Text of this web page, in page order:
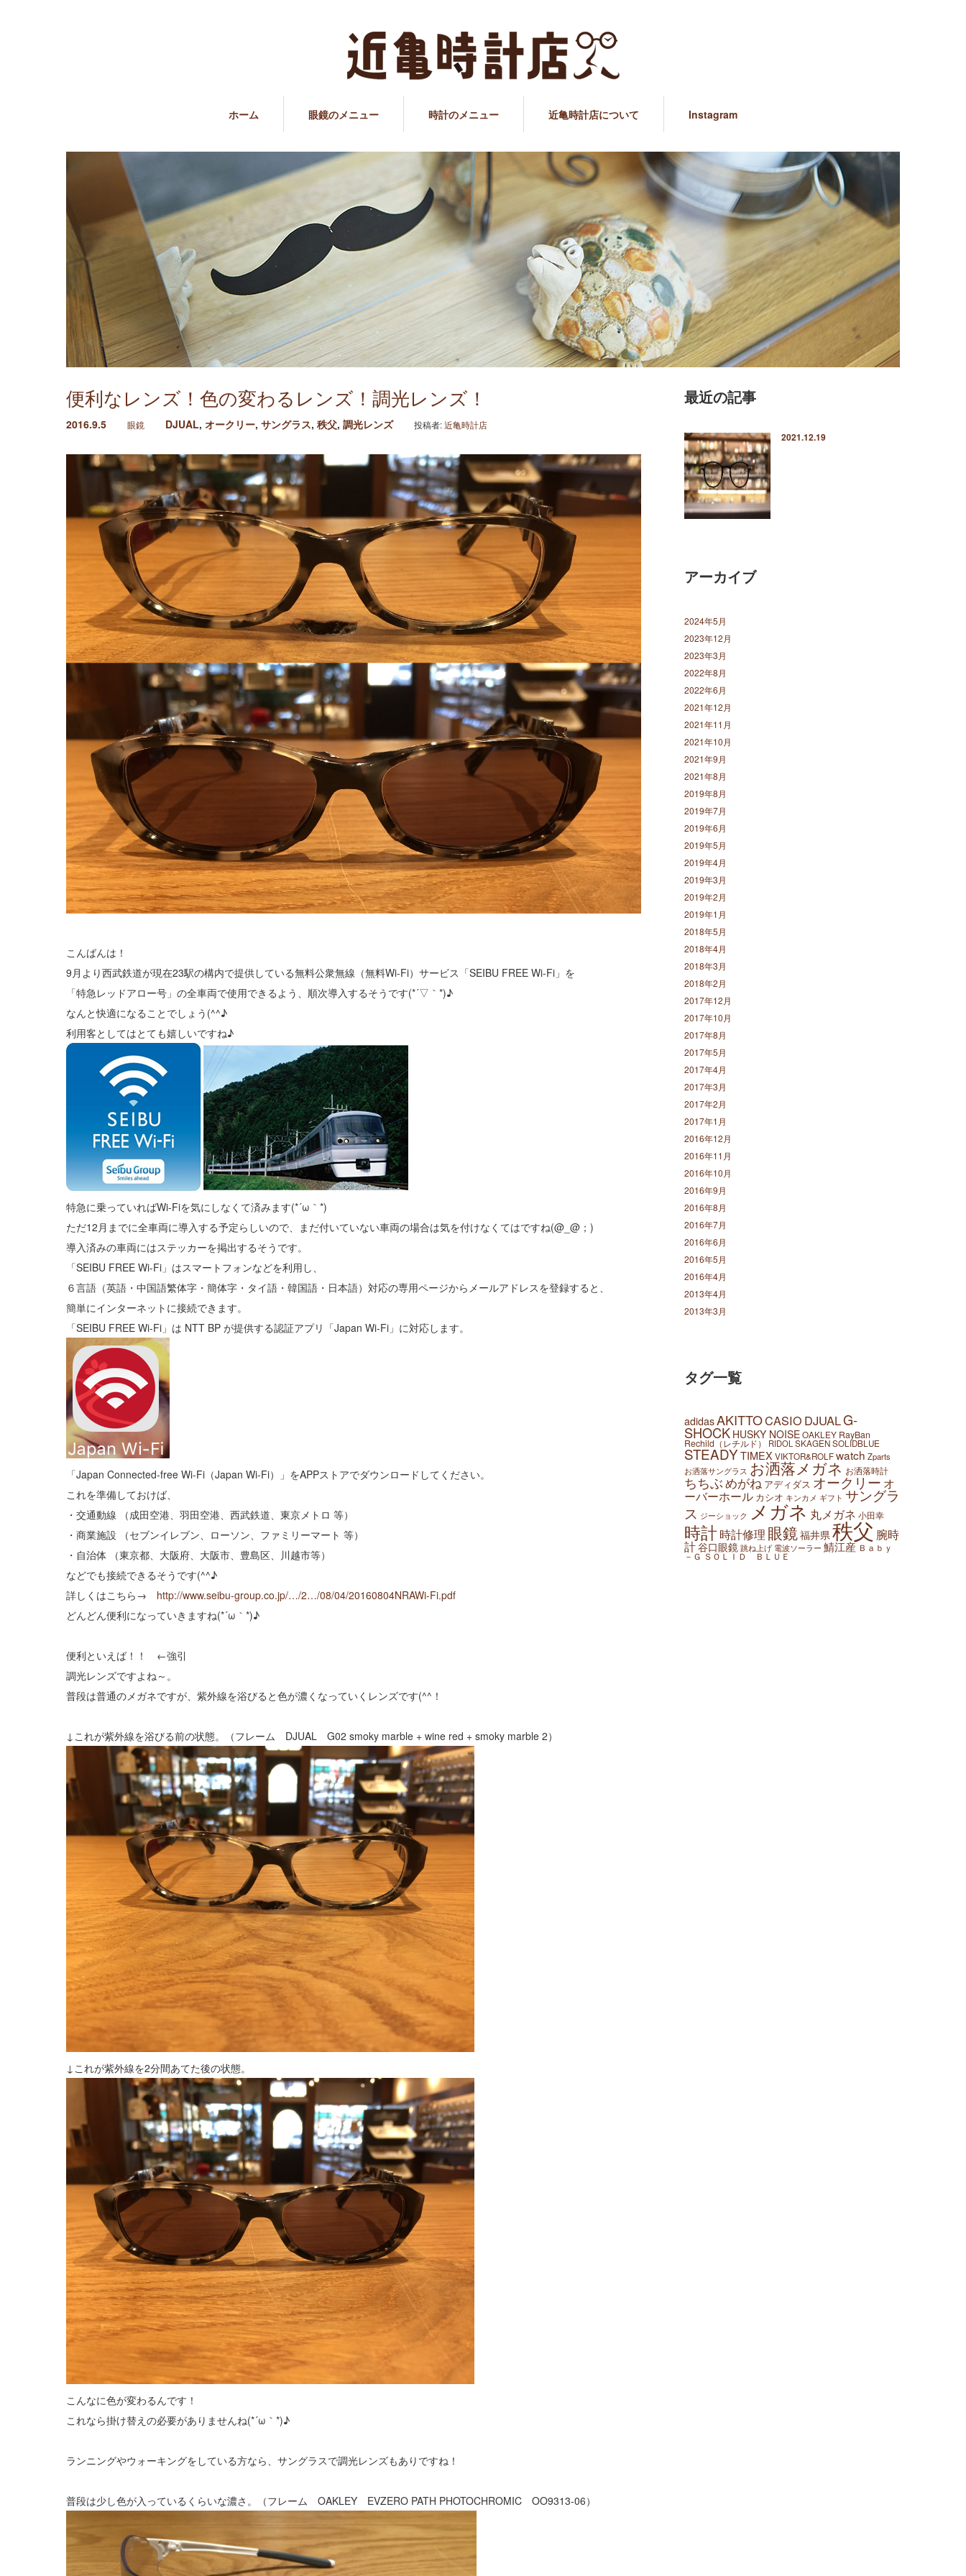
ホーム 眼鏡のメニュー 時計のメニュー 近亀時計店について Instagram
便利なレンズ！色の変わるレンズ！調光レンズ！
2016.9.5 眼鏡 DJUAL, オークリー, サングラス, 秩父, 調光レンズ 投稿者:近亀時計店
こんばんは！
9月より西武鉄道が現在23駅の構内で提供している無料公衆無線（無料Wi-Fi）サービス「SEIBU FREE Wi-Fi」を
「特急レッドアロー号」の全車両で使用できるよう、順次導入するそうです(*´▽｀*)♪
なんと快適になることでしょう(^^♪
利用客としてはとても嬉しいですね♪
特急に乗っていればWi-Fiを気にしなくて済みます(*´ω｀*)
ただ12月までに全車両に導入する予定らしいので、まだ付いていない車両の場合は気を付けなくてはですね(@_@；)
導入済みの車両にはステッカーを掲出するそうです。
「SEIBU FREE Wi-Fi」はスマートフォンなどを利用し、
６言語（英語・中国語繁体字・簡体字・タイ語・韓国語・日本語）対応の専用ページからメールアドレスを登録すると、
簡単にインターネットに接続できます。
「SEIBU FREE Wi-Fi」は NTT BP が提供する認証アプリ「Japan Wi-Fi」に対応します。
「Japan Connected-free Wi-Fi（Japan Wi-Fi）」をAPPストアでダウンロードしてください。
これを準備しておけば、
・交通動線 （成田空港、羽田空港、西武鉄道、東京メトロ 等）
・商業施設 （セブンイレブン、ローソン、ファミリーマート 等）
・自治体 （東京都、大阪府、大阪市、豊島区、川越市等）
などでも接続できるそうです(^^♪
詳しくはこちら→ http://www.seibu-group.co.jp/…/2…/08/04/20160804NRAWi-Fi.pdf
どんどん便利になっていきますね(*´ω｀*)♪
便利といえば！！ ←強引
調光レンズですよね～。
普段は普通のメガネですが、紫外線を浴びると色が濃くなっていくレンズです(^^！
↓これが紫外線を浴びる前の状態。（フレーム DJUAL G02 smoky marble + wine red + smoky marble 2）
↓これが紫外線を2分間あてた後の状態。
こんなに色が変わるんです！
これなら掛け替えの必要がありませんね(*´ω｀*)♪
ランニングやウォーキングをしている方なら、サングラスで調光レンズもありですね！
普段は少し色が入っているくらいな濃さ。（フレーム OAKLEY EVZERO PATH PHOTOCHROMIC OO9313-06）
最近の記事
2021.12.19
アーカイブ
2024年5月
2023年12月
2023年3月
2022年8月
2022年6月
2021年12月
2021年11月
2021年10月
2021年9月
2021年8月
2019年8月
2019年7月
2019年6月
2019年5月
2019年4月
2019年3月
2019年2月
2019年1月
2018年5月
2018年4月
2018年3月
2018年2月
2017年12月
2017年10月
2017年8月
2017年5月
2017年4月
2017年3月
2017年2月
2017年1月
2016年12月
2016年11月
2016年10月
2016年9月
2016年8月
2016年7月
2016年6月
2016年5月
2016年4月
2013年4月
2013年3月
タグ一覧
adidasAKITTOCASIO DJUALG-
SHOCK HUSKY NOISEOAKLEY RayBan
Rechild（レチルド） RIDOL SKAGENSOLIDBLUE
STEADYTIMEX VIKTOR&ROLFwatch Zparts
お洒落サングラス お洒落メガネ お洒落時計
ちちぶめがね アディダス オークリーオ
ーバーホール カシオ キンカメ ギフト サングラ
ス ジーショック メガネ丸メガネ 小田幸
時計時計修理 眼鏡福井県 秩父腕時
計谷口眼鏡跳ね上げ 電波ソーラー 鯖江産 Ｂａｂｙ
－ＧＳＯＬＩＤ ＢＬＵＥ